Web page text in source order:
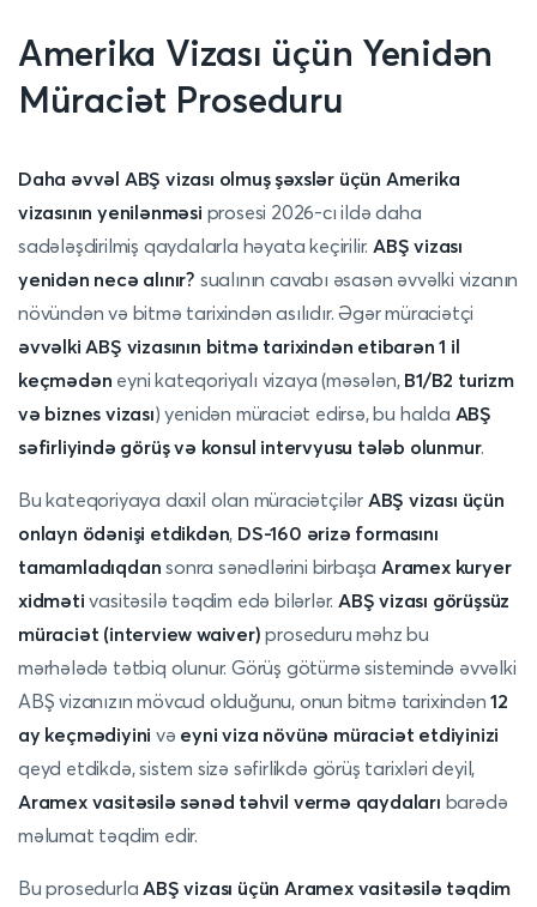
Amerika Vizası üçün Yenidən
Müraciət Proseduru
Daha əvvəl ABŞ vizası olmuş şəxslər üçün Amerika
vizasının yenilənməsi prosesi 2026-cı ildə daha
sadələşdirilmiş qaydalarla həyata keçirilir. ABŞ vizası
yenidən necə alınır? sualının cavabı əsasən əvvəlki vizanın
növündən və bitmə tarixindən asılıdır. Əgər müraciətçi
əvvəlki ABŞ vizasının bitmə tarixindən etibarən 1 il
keçmədən eyni kateqoriyalı vizaya (məsələn, B1/B2 turizm
və biznes vizası) yenidən müraciət edirsə, bu halda ABŞ
səfirliyində görüş və konsul intervyusu tələb olunmur.
Bu kateqoriyaya daxil olan müraciətçilər ABŞ vizası üçün
onlayn ödənişi etdikdən, DS-160 ərizə formasını
tamamladıqdan sonra sənədlərini birbaşa Aramex kuryer
xidməti vasitəsilə təqdim edə bilərlər. ABŞ vizası görüşsüz
müraciət (interview waiver) proseduru məhz bu
mərhələdə tətbiq olunur. Görüş götürmə sistemində əvvəlki
ABŞ vizanızın mövcud olduğunu, onun bitmə tarixindən12
ay keçmədiyini və eyni viza növünə müraciət etdiyinizi
qeyd etdikdə, sistem sizə səfirlikdə görüş tarixləri deyil,
Aramex vasitəsilə sənəd təhvil vermə qaydaları barədə
məlumat təqdim edir.
Bu prosedurla ABŞ vizası üçün Aramex vasitəsilə təqdim